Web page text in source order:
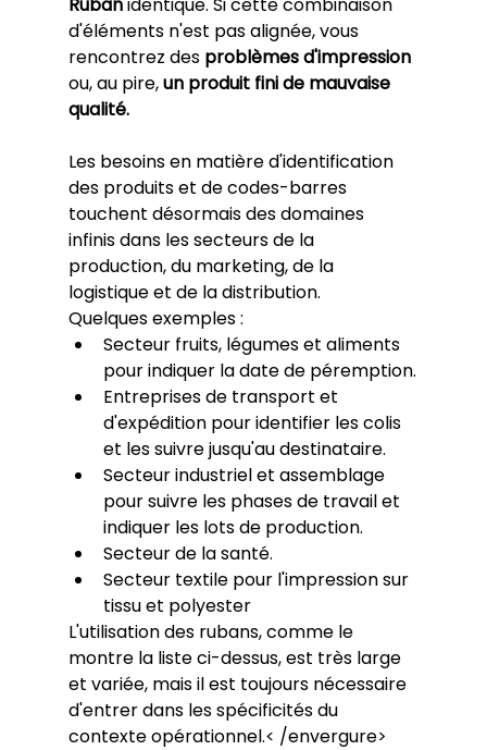
d'éléments n'est pas alignée, vous
rencontrez des problèmes d'impression
ou, au pire, un produit fini de mauvaise
qualité.
Les besoins en matière d'identification
des produits et de codes-barres
touchent désormais des domaines
infinis dans les secteurs de la
production, du marketing, de la
logistique et de la distribution.
Quelques exemples :
Secteur fruits, légumes et aliments
pour indiquer la date de péremption.
Entreprises de transport et
d'expédition pour identifier les colis
et les suivre jusqu'au destinataire.
Secteur industriel et assemblage
pour suivre les phases de travail et
indiquer les lots de production.
Secteur de la santé.
Secteur textile pour l'impression sur
tissu et polyester
L'utilisation des rubans, comme le
montre la liste ci-dessus, est très large
et variée, mais il est toujours nécessaire
d'entrer dans les spécificités du
contexte opérationnel.< /envergure>